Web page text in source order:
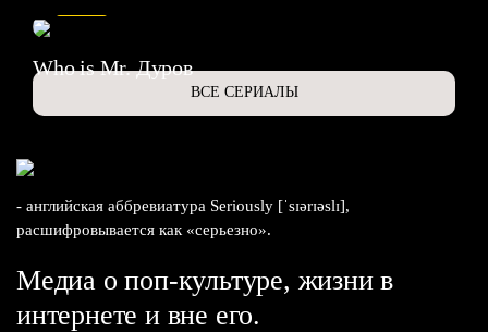
Who is Mr. Дуров
ВСЕ СЕРИАЛЫ
- английская аббревиатура Seriously [ˈsɪərɪəslɪ],
расшифровывается как «серьезно».
Медиа о поп-культуре, жизни в
интернете и вне его.